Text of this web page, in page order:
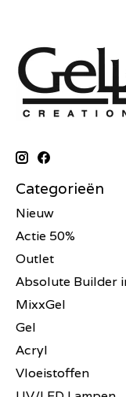
Categorieën
Nieuw
Actie 50%
Outlet
Absolute Builder
MixxGel
Gel
Acryl
Vloeistoffen